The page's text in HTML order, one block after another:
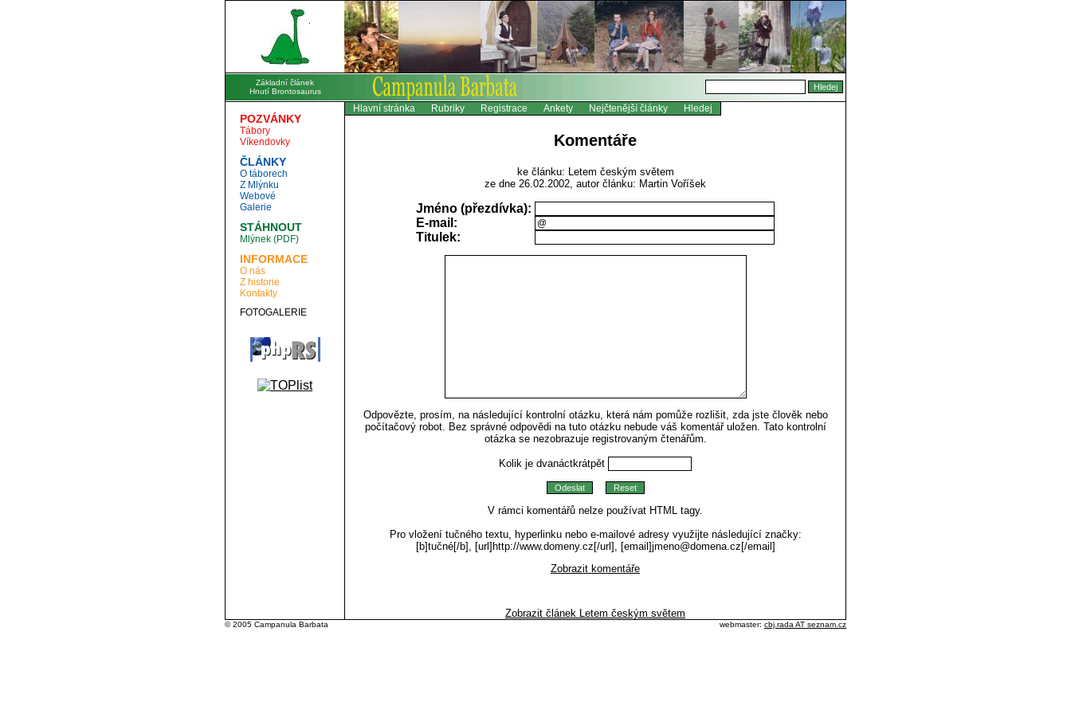
Základní článek
Hnutí Brontosaurus
POZVÁNKY
Tábory
Víkendovky
ČLÁNKY
O táborech
Z Mlýnku
Webové
Galerie
STÁHNOUT
Mlýnek (PDF)
INFORMACE
O nás
Z historie
Kontakty
FOTOGALERIE
Hlavní stránka Rubriky Registrace Ankety Nejčtenĕjší články Hledej
Komentáře
ke článku: Letem českým světem
ze dne 26.02.2002, autor článku: Martin Voříšek
Jméno (přezdívka):
E-mail:
Titulek:
Odpovězte, prosím, na následující kontrolní otázku, která nám pomůže rozlišit, zda jste člověk nebo
počítačový robot. Bez správné odpovědi na tuto otázku nebude váš komentář uložen. Tato kontrolní
otázka se nezobrazuje registrovaným čtenářům.
Kolik je dvanáctkrátpět
V rámci komentářů nelze používat HTML tagy.
Pro vložení tučného textu, hyperlinku nebo e-mailové adresy využijte následující značky:
[b]tučné[/b], [url]http://www.domeny.cz[/url], [email]jmeno@domena.cz[/email]
Zobrazit komentáře
Zobrazit článek Letem českým světem
© 2005 Campanula Barbata webmaster: cbj.rada AT seznam.cz